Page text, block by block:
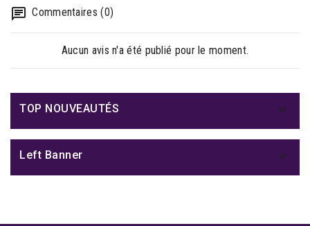
Commentaires (0)
Aucun avis n'a été publié pour le moment.
TOP NOUVEAUTÉS 
Left Banner 